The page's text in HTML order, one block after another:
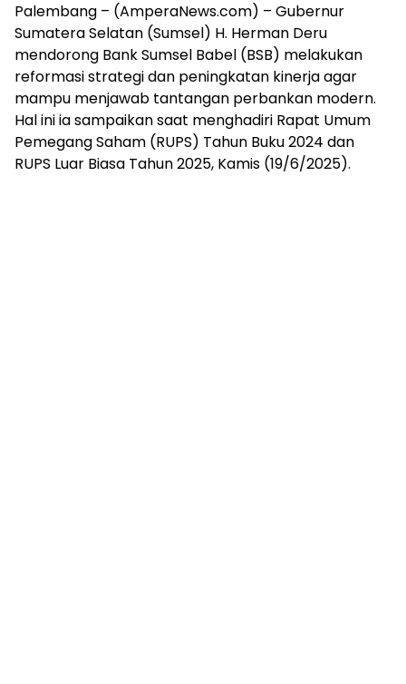
dari
SARA,
narkoba
dan
asusila
Media
Cetak
dan
Palembang – (AmperaNews.com) – Gubernur
Sumatera Selatan (Sumsel) H. Herman Deru
mendorong Bank Sumsel Babel (BSB) melakukan
reformasi strategi dan peningkatan kinerja agar
mampu menjawab tantangan perbankan modern.
Hal ini ia sampaikan saat menghadiri Rapat Umum
Pemegang Saham (RUPS) Tahun Buku 2024 dan
RUPS Luar Biasa Tahun 2025, Kamis (19/6/2025).